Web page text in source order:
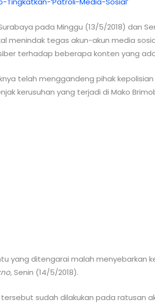
pada Minggu (13/5/2018) dan
menindak tegas akun-akun media
terhadap beberapa konten yang
telah menggandeng pihak
kerusuhan yang terjadi di Mako
yang ditengarai malah menyebarkan
, Senin (14/5/2018).
sudah dilakukan pada ratusan